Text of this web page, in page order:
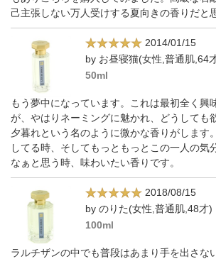
己主張しない万人受けする夏向きの香りだと
2014/01/15
by お昼寝猫(女性,普通肌,64
50ml
もう夢中になっています。これは最初全く興
が、やはりネーミングに魅かれ、どうしても
夕暮れという名のように微かな香りがします
してる時、そしてもっともっとこの一人の気
なぁと思う時、味わいたい香りです。
2018/08/15
by のりた(女性,普通肌,48才)
100ml
ラルチザンの中でも普段はあまり手を出さな